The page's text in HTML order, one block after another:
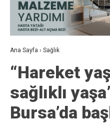
Ana Sayfa › Sağlık
“Hareket
sağlıklı
Bursa’da